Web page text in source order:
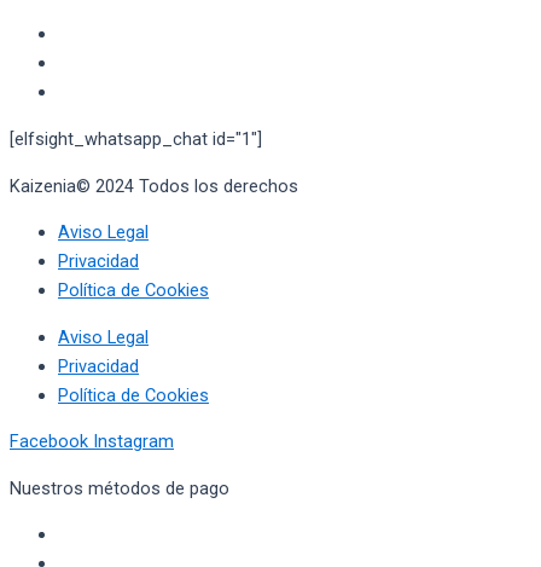
[elfsight_whatsapp_chat id="1"]
Kaizenia© 2024 Todos los derechos
Aviso Legal
Privacidad
Política de Cookies
Aviso Legal
Privacidad
Política de Cookies
Facebook Instagram
Nuestros métodos de pago